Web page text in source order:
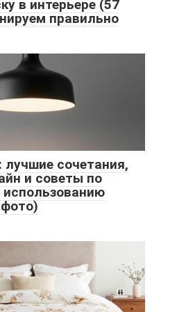
в интерьере (57
правильно
лучшие сочетания,
и советы по